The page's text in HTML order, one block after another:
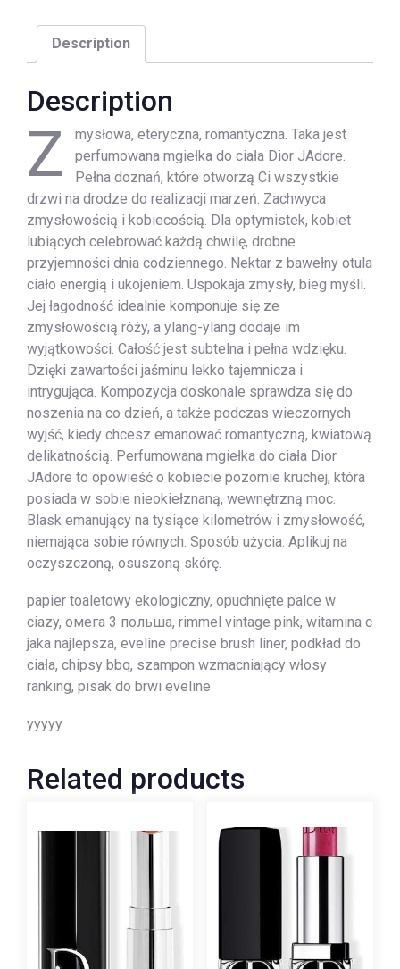
Description
Description
Z
mysłowa, eteryczna, romantyczna. Taka jest
perfumowana mgiełka do ciała Dior JAdore.
Pełna doznań, które otworzą Ci wszystkie
drzwi na drodze do realizacji marzeń. Zachwyca
zmysłowością i kobiecością. Dla optymistek, kobiet
lubiących celebrować każdą chwilę, drobne
przyjemności dnia codziennego. Nektar z bawełny otula
ciało energią i ukojeniem. Uspokaja zmysły, bieg myśli.
Jej łagodność idealnie komponuje się ze
zmysłowością róży, a ylang-ylang dodaje im
wyjątkowości. Całość jest subtelna i pełna wdzięku.
Dzięki zawartości jaśminu lekko tajemnicza i
intrygująca. Kompozycja doskonale sprawdza się do
noszenia na co dzień, a także podczas wieczornych
wyjść, kiedy chcesz emanować romantyczną, kwiatową
delikatnością. Perfumowana mgiełka do ciała Dior
JAdore to opowieść o kobiecie pozornie kruchej, która
posiada w sobie nieokiełznaną, wewnętrzną moc.
Blask emanujący na tysiące kilometrów i zmysłowość,
niemająca sobie równych. Sposób użycia: Aplikuj na
oczyszczoną, osuszoną skórę.
papier toaletowy ekologiczny, opuchnięte palce w
ciazy, омега 3 польша, rimmel vintage pink, witamina c
jaka najlepsza, eveline precise brush liner, podkład do
ciała, chipsy bbq, szampon wzmacniający włosy
ranking, pisak do brwi eveline
yyyyy
Related products